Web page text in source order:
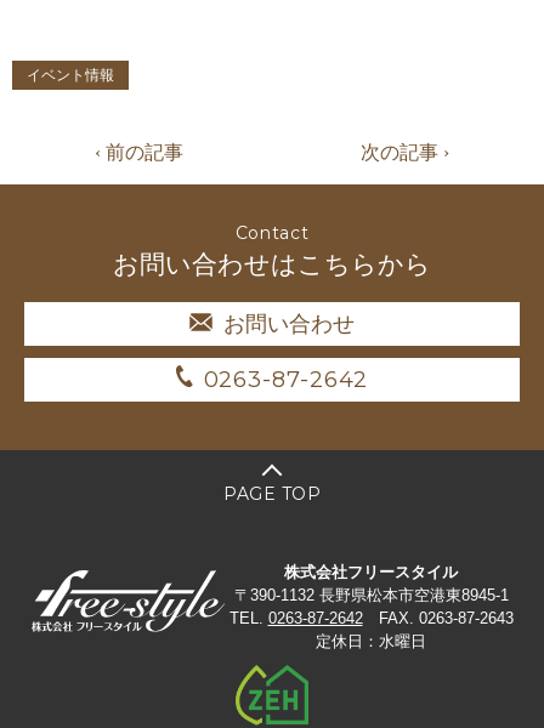
イベント情報
‹ 前の記事 次の記事 ›
Contact
お問い合わせはこちらから
お問い合わせ
0263-87-2642
PAGE TOP
株式会社フリースタイル
〒390-1132 長野県松本市空港東8945-1
TEL. 0263-87-2642FAX. 0263-87-2643
定休日：水曜日